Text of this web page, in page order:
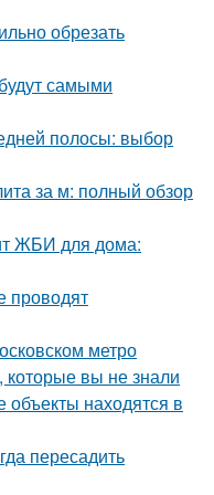
обрезать
самыми
полосы: выбор
за м: полный обзор
ЖБИ для дома:
проводят
метро
вы не знали
находятся в
пересадить